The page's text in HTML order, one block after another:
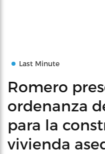
Last Minute
Romero
ordenanza
para la
vivienda